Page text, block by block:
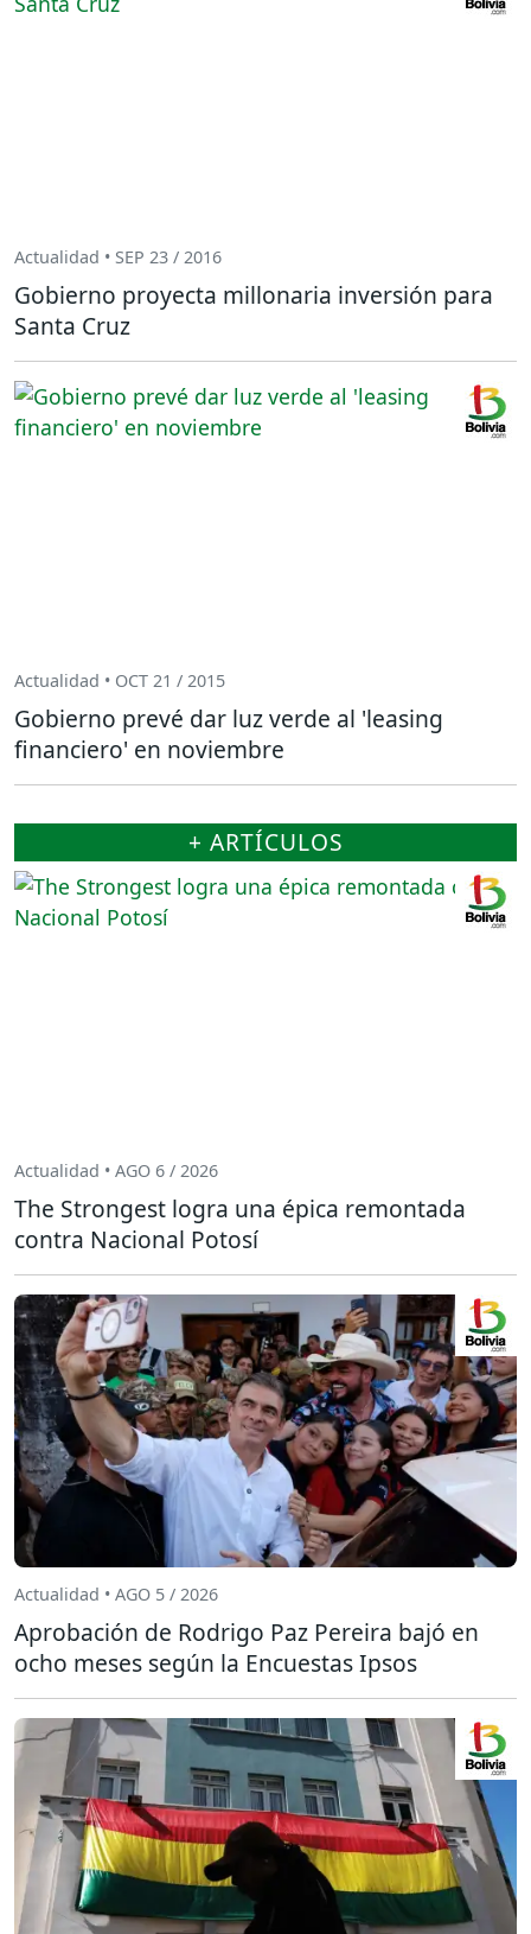
Actualidad • SEP 23 / 2016
Gobierno proyecta millonaria inversión para
Santa Cruz
Actualidad • OCT 21 / 2015
Gobierno prevé dar luz verde al 'leasing
financiero' en noviembre
+ ARTÍCULOS
Actualidad • AGO 6 / 2026
The Strongest logra una épica remontada
contra Nacional Potosí
Actualidad • AGO 5 / 2026
Aprobación de Rodrigo Paz Pereira bajó en
ocho meses según la Encuestas Ipsos